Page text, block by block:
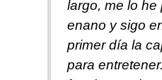
largo, me lo
enano y sigo
primer día la
para